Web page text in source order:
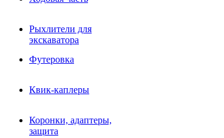
Рыхлители для
экскаватора
Футеровка
Квик-каплеры
Коронки, адаптеры,
защита